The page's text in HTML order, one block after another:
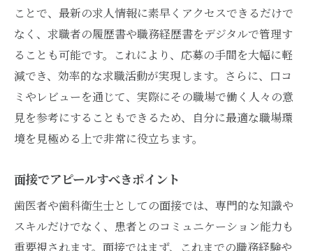
ことで、最新の求人情報に素早くアクセスできるだけで
なく、求職者の履歴書や職務経歴書をデジタルで管理す
ることも可能です。これにより、応募の手間を大幅に軽
減でき、効率的な求職活動が実現します。さらに、口コ
ミやレビューを通じて、実際にその職場で働く人々の意
見を参考にすることもできるため、自分に最適な職場環
境を見極める上で非常に役立ちます。
面接でアピールすべきポイント
歯医者や歯科衛生士としての面接では、専門的な知識や
スキルだけでなく、患者とのコミュニケーション能力も
重要視されます。面接ではまず、これまでの職務経験や